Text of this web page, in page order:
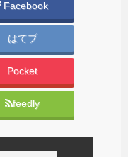
Facebook
はてブ
Pocket
feedly